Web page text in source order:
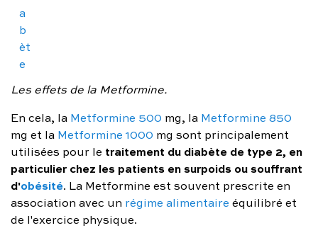
a
b
èt
e
Les effets de la Metformine.
En cela, la Metformine 500 mg, la Metformine 850
mg et la Metformine 1000 mg sont principalement
utilisées pour le traitement du diabète de type 2, en
particulier chez les patients en surpoids ou souffrant
d'obésité. La Metformine est souvent prescrite en
association avec un régime alimentaire équilibré et
de l'exercice physique.